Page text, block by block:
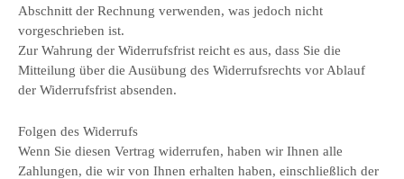
Abschnitt der Rechnung verwenden, was jedoch nicht
vorgeschrieben ist.
Zur Wahrung der Widerrufsfrist reicht es aus, dass Sie die
Mitteilung über die Ausübung des Widerrufsrechts vor Ablauf
der Widerrufsfrist absenden.
Folgen des Widerrufs
Wenn Sie diesen Vertrag widerrufen, haben wir Ihnen alle
Zahlungen, die wir von Ihnen erhalten haben, einschließlich der